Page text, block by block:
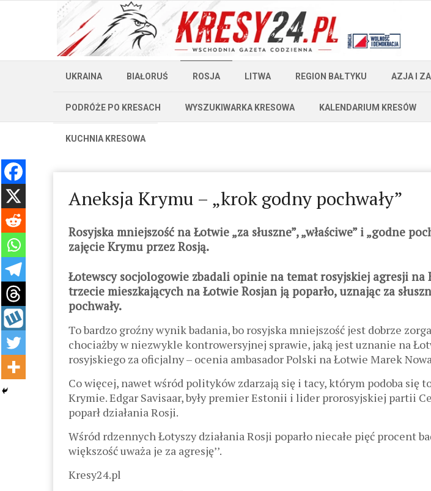
UKRAINA BIAŁORUŚ ROSJA LITWA REGION BAŁTYKU AZJA I
PODRÓŻE PO KRESACH WYSZUKIWARKA KRESOWA KALENDARIUM KRESÓW
KUCHNIA KRESOWA
Aneksja Krymu – „krok godny pochwały”
Rosyjska mniejszość na Łotwie „za słuszne”, „właściwe” i „godne
zajęcie Krymu przez Rosją.
Łotewscy socjologowie zbadali opinie na temat rosyjskiej agresji na
trzecie mieszkających na Łotwie Rosjan ją poparło, uznając za
pochwały.
To bardzo groźny wynik badania, bo rosyjska mniejszość jest dobrze
chociażby w niezwykle kontrowersyjnej sprawie, jaką jest uznanie na
rosyjskiego za oficjalny – ocenia ambasador Polski na Łotwie Marek
Co więcej, nawet wśród polityków zdarzają się i tacy, którym podoba się
Krymie. Edgar Savisaar, były premier Estonii i lider prorosyjskiej partii
poparł działania Rosji.
Wśród rdzennych Łotyszy działania Rosji poparło niecałe pięć procent
większość uważa je za agresję’’.
Kresy24.pl